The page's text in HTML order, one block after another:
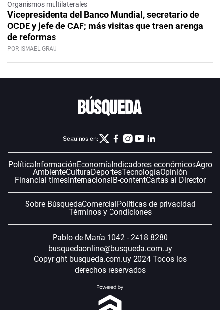
Organismos multilaterales
Vicepresidenta del Banco Mundial, secretario de
OCDE y jefe de CAF; más visitas que traen arenga
de reformas
POR ISMAEL GRAU
Seguinos en:
PolíticaInformaciónEconomíaIndicadores económicosAgro
AmbienteCulturaDeportesTecnologíaOpinión
Financial timesInternacionalB-contentCartas al Director
Sobre BúsquedaComercialPolíticas de privacidad
Términos y Condiciones
Pablo de María 1042 - 2418 8280
busquedaonline@busqueda.com.uy
Copyright busqueda.com.uy 2024 Todos los
derechos reservados